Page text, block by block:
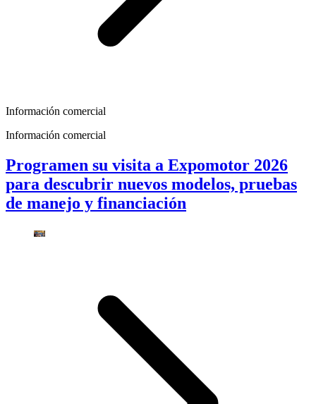
Información comercial
Información comercial
Programen su visita a Expomotor 2026
para descubrir nuevos modelos, pruebas
de manejo y financiación